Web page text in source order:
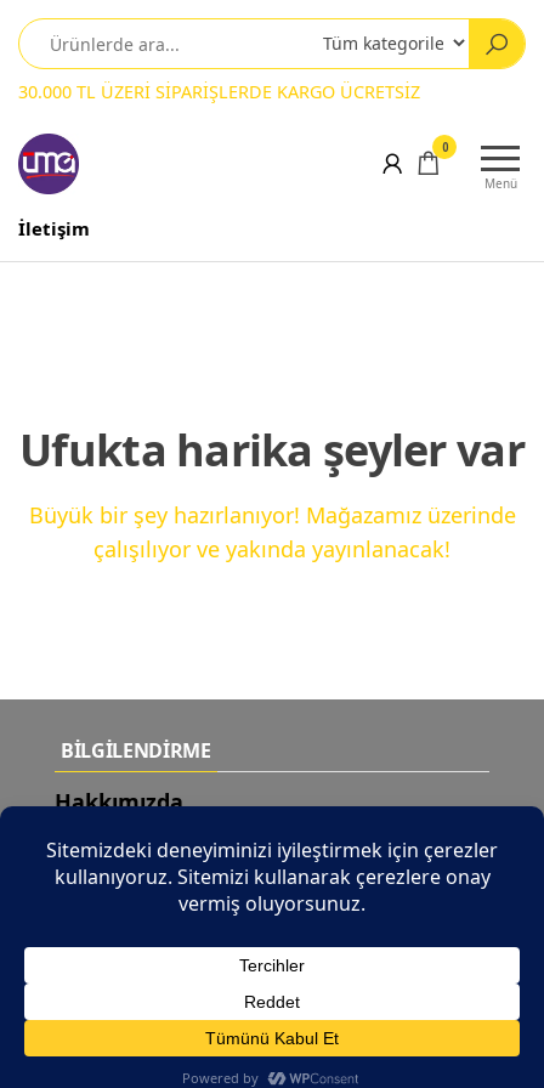
30.000 TL ÜZERİ SİPARİŞLERDE KARGO ÜCRETSİZ
Menü
0
İletişim
Ufukta harika şeyler var
Büyük bir şey hazırlanıyor! Mağazamız üzerinde
çalışılıyor ve yakında yayınlanacak!
BİLGİLENDİRME
Hakkımızda
Teslimat Şartları
Yeni Ürünler
© 2026 Tüm Hakları Saklıdır |
b2b.tuncaymotor.com